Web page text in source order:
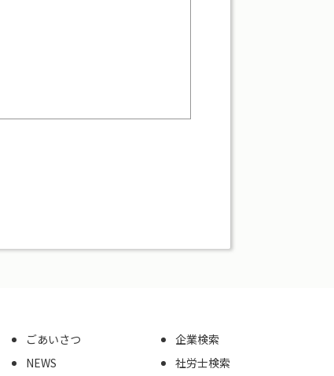
ごあいさつ
NEWS
企業検索
社労士検索